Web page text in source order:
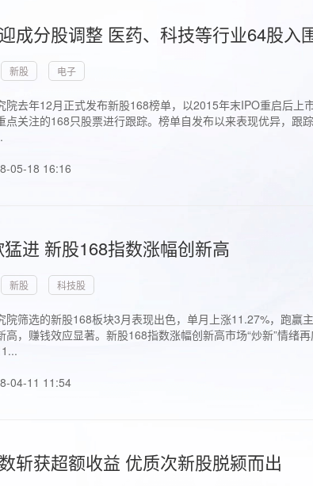
成分股调整 医药、科技等行业64股入
新股 电子
院去年12月正式发布新股168榜单，以2015年末IPO重启后
点关注的168只股票进行跟踪。榜单自发布以来表现优异，
05-18 16:16
进 新股168指数涨幅创新高
新股 科技股
院筛选的新股168板块3月表现出色，单月上涨11.27%，跑赢
高，赚钱效应显著。新股168指数涨幅创新高市场“炒新”情
04-11 11:54
斩获超额收益 优质次新股脱颍而出